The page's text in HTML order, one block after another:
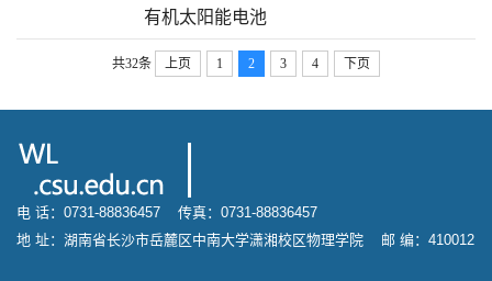
有机太阳能电池
共32条 上页 1 2 3 4 下页
电 话：0731-88836457 传真：0731-88836457
地 址：湖南省长沙市岳麓区中南大学潇湘校区物理学院 邮 编：410012